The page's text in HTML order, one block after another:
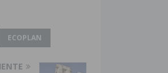
ECOPLAN